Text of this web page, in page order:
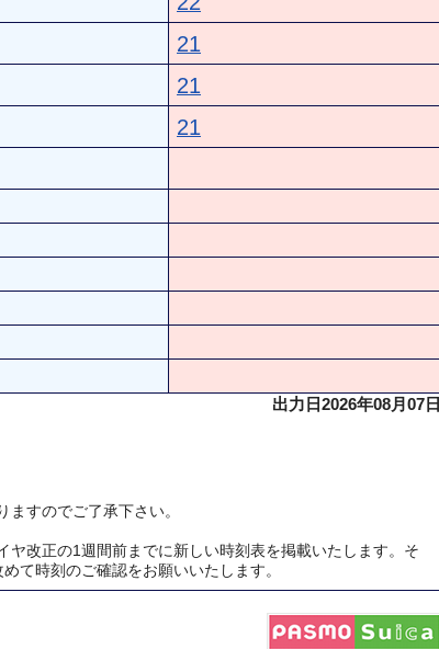
21
21
21
出力日2026年08月07日
すのでご了承下さい。
改正の1週間前までに新しい時刻表を掲載いたします。そ
て時刻のご確認をお願いいたします。